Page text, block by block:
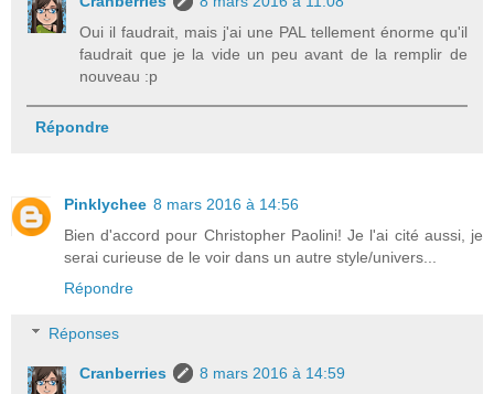
Oui il faudrait, mais j'ai une PAL tellement énorme qu'il
faudrait que je la vide un peu avant de la remplir de
nouveau :p
Répondre
Pinklychee 8 mars 2016 à 14:56
Bien d'accord pour Christopher Paolini! Je l'ai cité aussi, je
serai curieuse de le voir dans un autre style/univers...
Répondre
Réponses
Cranberries
8 mars 2016 à 14:59